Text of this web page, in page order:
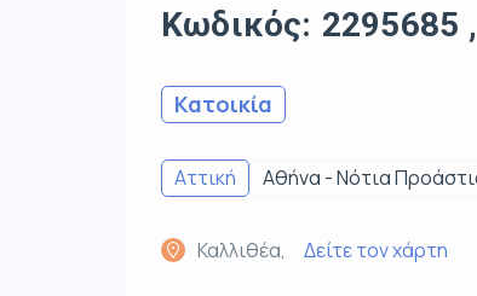
Κωδικός: 2295685
Κατοικία
Αττική Αθήνα - Νότια
Καλλιθέα, Δείτε τον χάρτη